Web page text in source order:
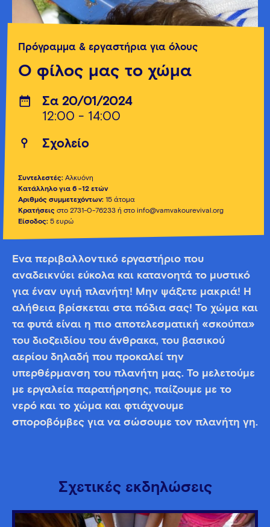
Πρόγραμμα & εργαστήρια για όλους
O φίλος μας το χώμα
Σα 20/01/2024
12:00 - 14:00
Σχολείο
Συντελεστές: Αλκυόνη
Κατάλληλο για 6 -12 ετών
Αριθμός συμμετεχόντων: 15 άτομα
Κρατήσεις στο 2731-0-76233 ή στο info@vamvakourevival.org
Είσοδος: 5 ευρώ
Ένα περιβαλλοντικό εργαστήριο που
αναδεικνύει εύκολα και κατανοητά το μυστικό
για έναν υγιή πλανήτη! Μην ψάξετε μακριά! Η
αλήθεια βρίσκεται στα πόδια σας! Το χώμα και
τα φυτά είναι η πιο αποτελεσματική «σκούπα»
του διοξειδίου του άνθρακα, του βασικού
αερίου δηλαδή που προκαλεί την
υπερθέρμανση του πλανήτη μας. Το μελετούμε
με εργαλεία παρατήρησης, παίζουμε με το
νερό και το χώμα και φτιάχνουμε
σποροβόμβες για να σώσουμε τον πλανήτη γη.
Σχετικές εκδηλώσεις